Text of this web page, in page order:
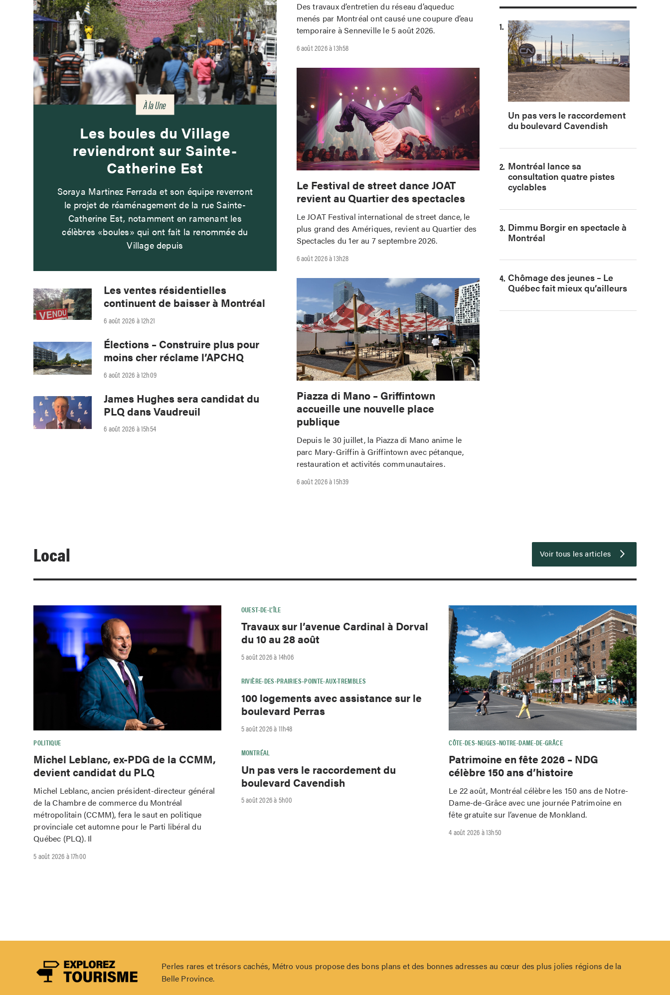
À la Une
Les boules du Village
reviendront sur Sainte-
Catherine Est
Soraya Martinez Ferrada et son équipe reverront
le projet de réaménagement de la rue Sainte-
Catherine Est, notamment en ramenant les
célèbres «boules» qui ont fait la renommée du
Village depuis
Les ventes résidentielles
continuent de baisser à Montréal
6 août 2026 à 12h21
Élections – Construire plus pour
moins cher réclame l’APCHQ
6 août 2026 à 12h09
James Hughes sera candidat du
PLQ dans Vaudreuil
6 août 2026 à 15h54
Des travaux d’entretien du réseau d’aqueduc
menés par Montréal ont causé une coupure d’eau
temporaire à Senneville le 5 août 2026.
6 août 2026 à 13h58
Le Festival de street dance JOAT
revient au Quartier des spectacles
Le JOAT Festival international de street dance, le
plus grand des Amériques, revient au Quartier des
Spectacles du 1er au 7 septembre 2026.
6 août 2026 à 13h28
Piazza di Mano – Griffintown
accueille une nouvelle place
publique
Depuis le 30 juillet, la Piazza di Mano anime le
parc Mary-Griffin à Griffintown avec pétanque,
restauration et activités communautaires.
6 août 2026 à 15h39
Un pas vers le raccordement
du boulevard Cavendish
Montréal lance sa
consultation quatre pistes
cyclables
Dimmu Borgir en spectacle à
Montréal
Chômage des jeunes – Le
Québec fait mieux qu’ailleurs
Local Voir tous les articles
POLITIQUE
Michel Leblanc, ex-PDG de la CCMM,
devient candidat du PLQ
Michel Leblanc, ancien président-directeur général
de la Chambre de commerce du Montréal
métropolitain (CCMM), fera le saut en politique
provinciale cet automne pour le Parti libéral du
Québec (PLQ). Il
5 août 2026 à 17h00
OUEST-DE-L’ÎLE
Travaux sur l’avenue Cardinal à Dorval
du 10 au 28 août
5 août 2026 à 14h06
RIVIÈRE-DES-PRAIRIES–POINTE-AUX-TREMBLES
100 logements avec assistance sur le
boulevard Perras
5 août 2026 à 11h48
MONTRÉAL
Un pas vers le raccordement du
boulevard Cavendish
5 août 2026 à 5h00
CÔTE-DES-NEIGES–NOTRE-DAME-DE-GRÂCE
Patrimoine en fête 2026 – NDG
célèbre 150 ans d’histoire
Le 22 août, Montréal célèbre les 150 ans de Notre-
Dame-de-Grâce avec une journée Patrimoine en
fête gratuite sur l’avenue de Monkland.
4 août 2026 à 13h50
Perles rares et trésors cachés, Métro vous propose des bons plans et des bonnes adresses au cœur des plus jolies régions de la
Belle Province.